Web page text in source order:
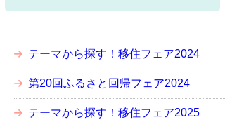
テーマから探す！移住フェア2024
第20回ふるさと回帰フェア2024
テーマから探す！移住フェア2025